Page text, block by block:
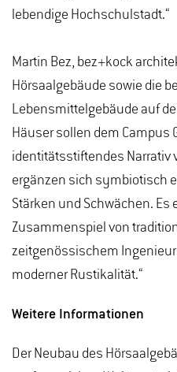
lebendige Hochschulstadt.“
Martin Bez, bez+kock
Hörsaalgebäude sowie die
Lebensmittelgebäude auf
Häuser sollen dem Campus
identitätsstiftendes Narrativ
ergänzen sich symbiotisch
Stärken und Schwächen. Es
Zusammenspiel von
zeitgenössischem
moderner Rustikalität.“
Weitere Informationen
Der Neubau des